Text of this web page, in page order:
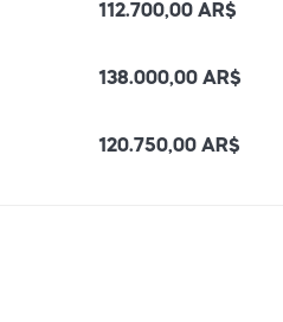
112.700,00 AR$
138.000,00 AR$
120.750,00 AR$